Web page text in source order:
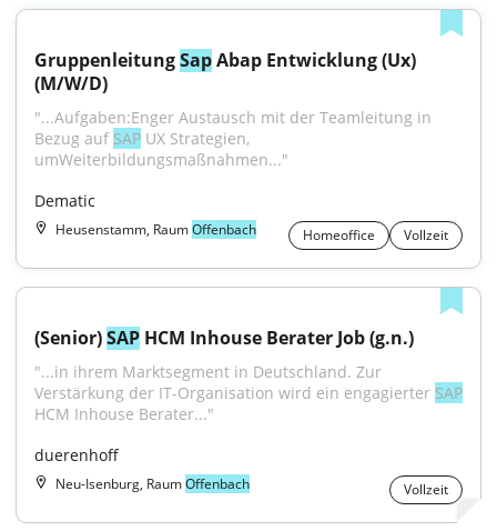
Gruppenleitung Sap Abap Entwicklung (Ux)
(M/W/D)
"...Aufgaben:Enger Austausch mit der Teamleitung in
Bezug auf SAP UX Strategien,
umWeiterbildungsmaßnahmen..."
Dematic
Heusenstamm, RaumOffenbach Homeoffice Vollzeit
(Senior) SAP HCM Inhouse Berater Job (g.n.)
"...in ihrem Marktsegment in Deutschland. Zur
Verstärkung der IT-Organisation wird ein engagierter SAP
HCM Inhouse Berater..."
duerenhoff
Neu-Isenburg, RaumOffenbach Vollzeit